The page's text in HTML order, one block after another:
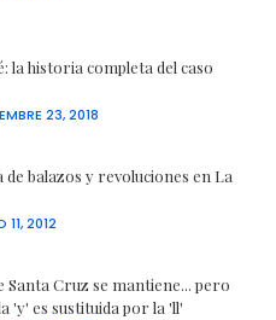
la historia completa del caso
23, 2018
balazos y revoluciones en La
11, 2012
Santa Cruz se mantiene... pero
'y' es sustituida por la 'll'